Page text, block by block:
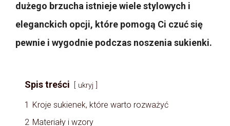
dużego brzucha istnieje wiele stylowych i
eleganckich opcji, które pomogą Ci czuć się
pewnie i wygodnie podczas noszenia sukienki.
Spis treści ukryj
1 Kroje sukienek, które warto rozważyć
2 Materiały i wzory